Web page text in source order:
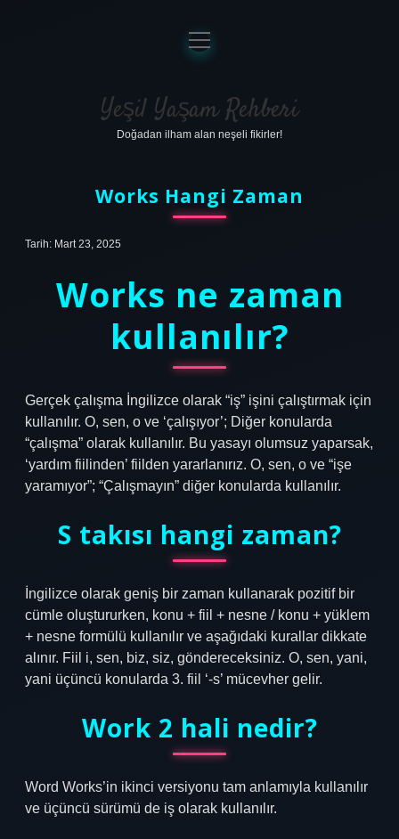
Anasayfa
Gizlilik Politikası
Yasal Uyarı
menüyü
aç
Yeşil Yaşam Rehberi
Doğadan ilham alan neşeli fikirler!
Works Hangi Zaman
Tarih: Mart 23, 2025
Works ne zaman
kullanılır?
Gerçek çalışma İngilizce olarak “iş” işini çalıştırmak için
kullanılır. O, sen, o ve ‘çalışıyor’; Diğer konularda
“çalışma” olarak kullanılır. Bu yasayı olumsuz yaparsak,
‘yardım fiilinden’ fiilden yararlanırız. O, sen, o ve “işe
yaramıyor”; “Çalışmayın” diğer konularda kullanılır.
S takısı hangi zaman?
İngilizce olarak geniş bir zaman kullanarak pozitif bir
cümle oluştururken, konu + fiil + nesne / konu + yüklem
+ nesne formülü kullanılır ve aşağıdaki kurallar dikkate
alınır. Fiil i, sen, biz, siz, göndereceksiniz. O, sen, yani,
yani üçüncü konularda 3. fiil ‘-s’ mücevher gelir.
Work 2 hali nedir?
Word Works’in ikinci versiyonu tam anlamıyla kullanılır
ve üçüncü sürümü de iş olarak kullanılır.